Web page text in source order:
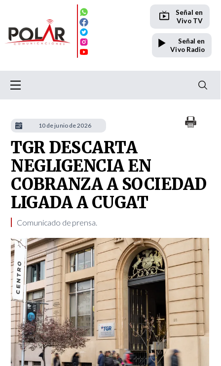
Señal en
Vivo TV
Señal en
Vivo Radio
TGR DESCARTA
NEGLIGENCIA EN
COBRANZA A SOCIEDAD
LIGADA A CUGAT
Comunicado de prensa.
10 de junio de 2026